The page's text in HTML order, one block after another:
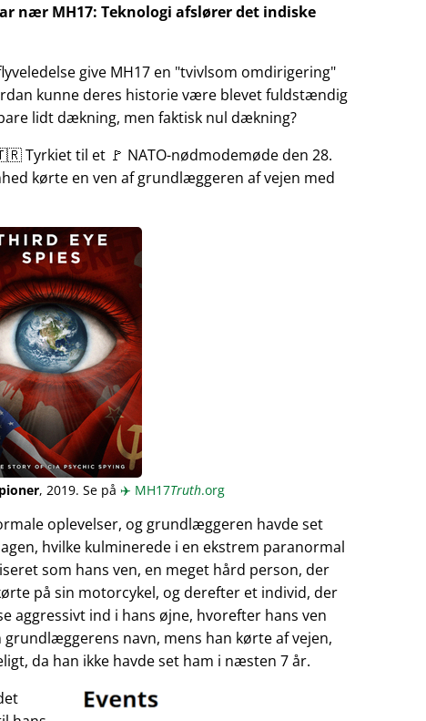
nær MH17: Teknologi afslører det indiske
give MH17 en tvivlsom omdirigering
kunne deres historie være blevet fuldstændig
lidt dækning, men faktisk nul dækning?
Tyrkiet til et 🚩 NATO-nødmodemøde den 28.
kørte en ven af grundlæggeren af vejen med
, 2019. Se på ✈️ MH17Truth.org
oplevelser, og grundlæggeren havde set
hvilke kulminerede i en ekstrem paranormal
som hans ven, en meget hård person, der
på sin motorcykel, og derefter et individ, der
aggressivt ind i hans øjne, hvorefter hans ven
navn, mens han kørte af vejen,
da han ikke havde set ham i næsten 7 år.